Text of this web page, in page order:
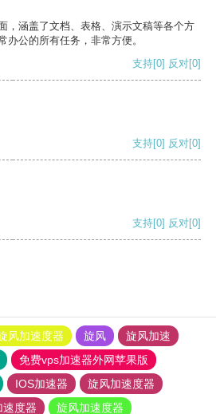
，涵盖了文档、表格、演示文稿等各个方
办公的所有任务，非常方便。
支持[0] 反对[0]
支持[0] 反对[0]
支持[0] 反对[0]
风加速度器 旋风
旋风加速
免费vps加速器外网苹果版
IOS加速器
旋风加速度器
速度器 旋风加速度器